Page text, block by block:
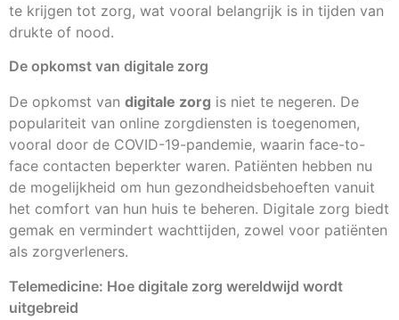
te krijgen tot zorg, wat vooral belangrijk is in tijden van
drukte of nood.
De opkomst van digitale zorg
De opkomst van digitale zorg is niet te negeren. De
populariteit van online zorgdiensten is toegenomen,
vooral door de COVID-19-pandemie, waarin face-to-
face contacten beperkter waren. Patiënten hebben nu
de mogelijkheid om hun gezondheidsbehoeften vanuit
het comfort van hun huis te beheren. Digitale zorg biedt
gemak en vermindert wachttijden, zowel voor patiënten
als zorgverleners.
Telemedicine: Hoe digitale zorg wereldwijd wordt
uitgebreid